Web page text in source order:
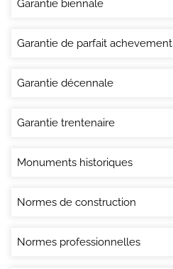
Garantie biennale
Garantie de parfait achevement
Garantie décennale
Garantie trentenaire
Monuments historiques
Normes de construction
Normes professionnelles